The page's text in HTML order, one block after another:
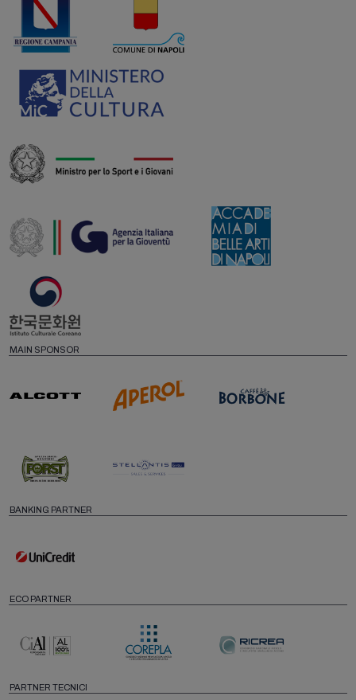
MAIN SPONSOR
BANKING PARTNER
ECO PARTNER
PARTNER TECNICI